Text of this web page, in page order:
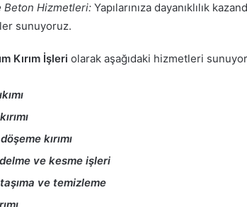
Beton Hizmetleri: Yapılarınıza dayanıklılık
sunuyoruz.
Kırım İşleri olarak aşağıdaki hizmetleri
kırımı
ve kesme işleri
ve temizleme